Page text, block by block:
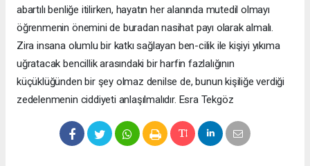
abartılı benliğe itilirken, hayatın her alanında mutedil olmayı
öğrenmenin önemini de buradan nasihat payı olarak almalı.
Zira insana olumlu bir katkı sağlayan ben-cilik ile kişiyi yıkıma
uğratacak bencillik arasındaki bir harfin fazlalığının
küçüklüğünden bir şey olmaz denilse de, bunun kişiliğe verdiği
zedelenmenin ciddiyeti anlaşılmalıdır. Esra Tekgöz